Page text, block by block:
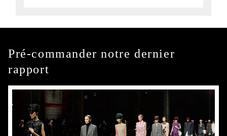
Pré-commander notre dernier
rapport